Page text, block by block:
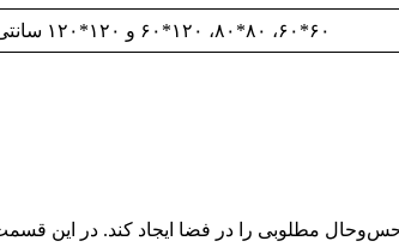
۶۰*۶۰، ۸۰*۸۰، ۱۲۰*۶۰ و ۱۲۰*۱۲۰ سانتی‌متر
حس‌وحال مطلوبی را در فضا ایجاد کند. در این